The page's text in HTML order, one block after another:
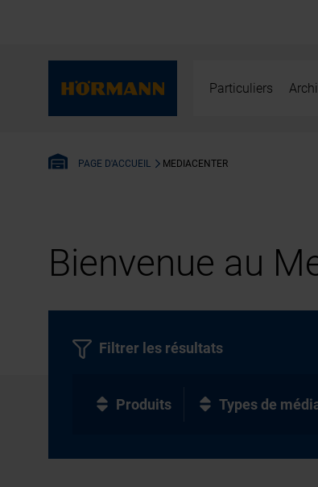
Particuliers
PAGE D'ACCUEIL MEDIACENTER
Bienvenue au
Filtrer les résultats
Produits Types de